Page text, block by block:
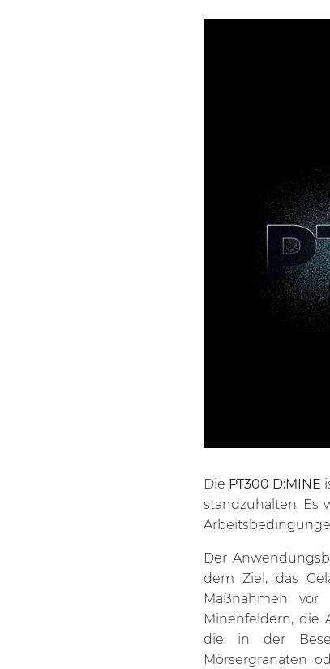
Die PT300 D:MINE
standzuhalten. Es
Der
dem Ziel, das
Maßnahmen
Minenfeldern, die
die in der
Mörsergranaten